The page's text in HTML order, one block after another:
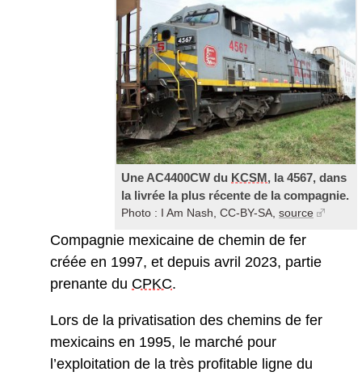
Une AC4400CW du KCSM, la 4567, dans
la livrée la plus récente de la compagnie.
Photo : I Am Nash, CC-BY-SA, source
Compagnie mexicaine de chemin de fer
créée en 1997, et depuis avril 2023, partie
prenante du CPKC.
Lors de la privatisation des chemins de fer
mexicains en 1995, le marché pour
l’exploitation de la très profitable ligne du